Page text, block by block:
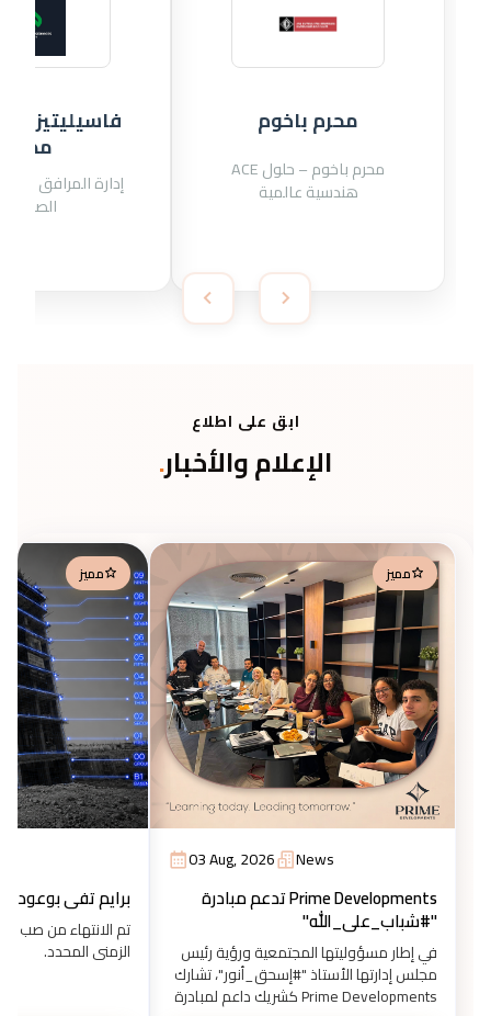
محرم باخوم
ACE محرم باخوم – حلول
هندسية عالمية
فاسيليتيز
مصر
إدارة المرافق
الصيانة
ابق على اطلاع
الإعلام والأخبار.
مميز
03 Aug, 2026 News
Prime Developments تدعم مبادرة
"#شباب_على_الله"
في إطار مسؤوليتها المجتمعية ورؤية رئيس
مجلس إدارتها الأستاذ "#إسحق_أنور"، تشارك
Prime Developments كشريك داعم لمبادرة
مميز
برايم تفي
تم الانتهاء من صب
الزمني المحدد.